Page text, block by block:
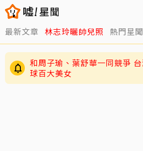
最新文章 林志玲曬帥兒照 熱門星聞
和周子瑜、葉舒華一同競爭 台灣林莎首度入圍全
球百大美女